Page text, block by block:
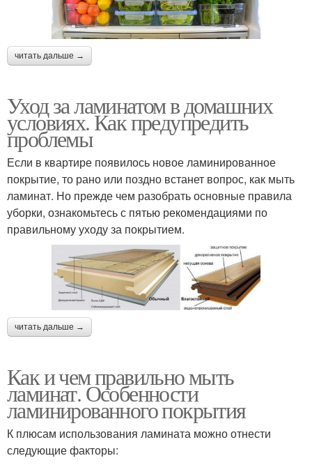
читать дальше →
Уход за ламинатом в домашних
условиях. Как предупредить
проблемы
Если в квартире появилось новое ламинированное
покрытие, то рано или поздно встанет вопрос, как мыть
ламинат. Но прежде чем разобрать основные правила
уборки, ознакомьтесь с пятью рекомендациями по
правильному уходу за покрытием.
читать дальше →
Как и чем правильно мыть
ламинат. Особенности
ламинированного покрытия
К плюсам использования ламината можно отнести
следующие факторы: